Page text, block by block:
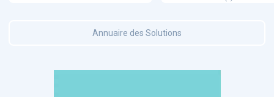
Annuaire des Solutions